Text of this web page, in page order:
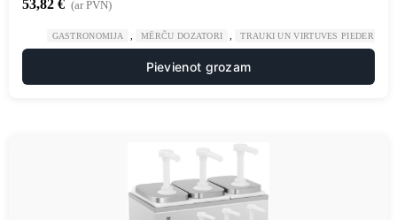
53,82 € (ar PVN)
GASTRONOMIJA MĒRČU DOZATORI TRAUKI UN VIRTUVES PIEDERUMI
Pievienot grozam